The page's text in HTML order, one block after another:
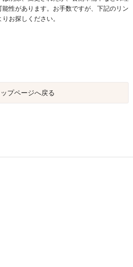
性があります。お手数ですが、下記のリン
りお探しください。
ップページへ戻る